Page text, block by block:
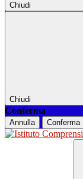
Chiudi
Chiudi
Conferma
Annulla Conferma